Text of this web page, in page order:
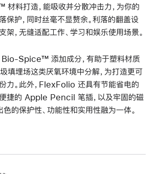
料打造，能吸收并分散冲击力，为你的
保护，同时丝毫不显赘余。利落的翻盖设
架，无缝适配工作、学习和娱乐使用场景。
Bio-Spice™ 添加成分，有助于塑料材质
填埋场这类厌氧环境中分解，为打造更可
力。此外，FlexFolio 还具有节能省电的
捷的 Apple Pencil 笔插，以及牢固的磁
色的保护性、功能性和实用性融为一体。